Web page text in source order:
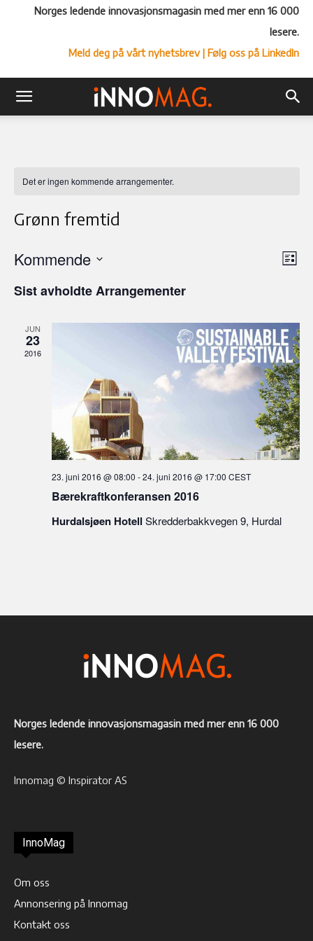
Norges ledende innovasjonsmagasin med mer enn 16 000
lesere.
Meld deg på vårt nyhetsbrev| Følg oss på LinkedIn
Det er ingen kommende arrangementer.
Grønn fremtid
Liste
Kommende
Sist avholdte Arrangementer
JUN
23
2016
23. juni 2016 @ 08:00 -24. juni 2016 @ 17:00 CEST
Bærekraftkonferansen 2016
Hurdalsjøen Hotell Skredderbakkvegen 9, Hurdal
Norges ledende innovasjonsmagasin med mer enn 16 000
lesere.
Innomag © Inspirator AS
InnoMag
Om oss
Annonsering på Innomag
Kontakt oss